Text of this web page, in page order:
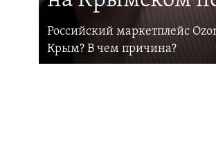
Российский маркетплейс
Крым? В чем причина?